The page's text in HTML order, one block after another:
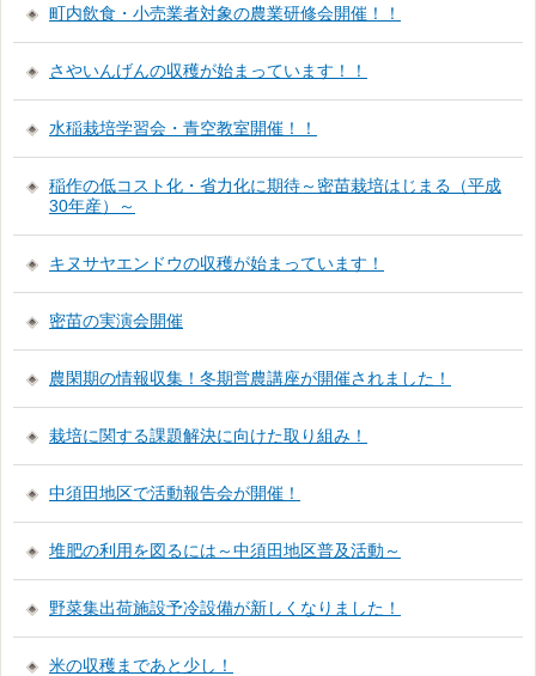
町内飲食・小売業者対象の農業研修会開催！！
さやいんげんの収穫が始まっています！！
水稲栽培学習会・青空教室開催！！
稲作の低コスト化・省力化に期待～密苗栽培はじまる（平成
30年産）～
キヌサヤエンドウの収穫が始まっています！
密苗の実演会開催
農閑期の情報収集！冬期営農講座が開催されました！
栽培に関する課題解決に向けた取り組み！
中須田地区で活動報告会が開催！
堆肥の利用を図るには～中須田地区普及活動～
野菜集出荷施設予冷設備が新しくなりました！
米の収穫まであと少し！